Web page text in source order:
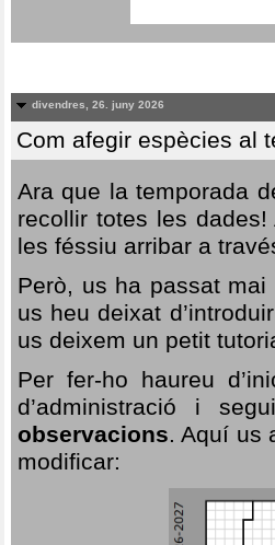
divendres, 26. juny 2026
Com afegir espècies al
Ara que la temporada
recollir totes les
les féssiu arribar a
Però, us ha passat
us heu deixat
us deixem un petit
Per fer-ho haureu
d’administració i
observacions. Aquí us
modificar: